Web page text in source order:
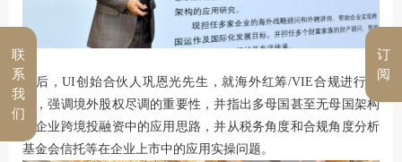
最后，UI创始合伙人巩恩光先生，就海外红筹/VIE合规进行分
析，强调境外股权尽调的重要性，并指出多母国甚至无母国架构
在企业跨境投融资中的应用思路，并从税务角度和合规角度分析
基金会信托等在企业上市中的应用实操问题。
订
阅
联
系
我
们